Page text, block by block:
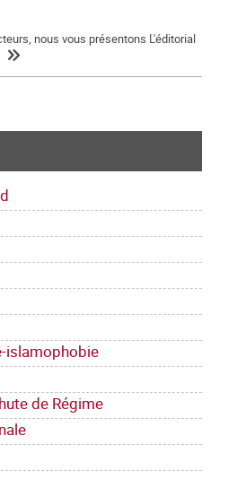
islamophobie
de Régime
nous vous présentons L'éditorial